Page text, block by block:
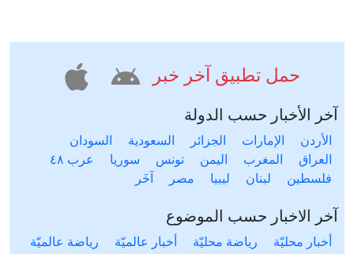
حمل تطبيق آخر خبر
آخر الأخبار حسب الدولة
الأردن الإمارات الجزائر السعودية
السودان
العراق
المغرب اليمن تونس سوريا
عرب ٤٨
فلسطين
لبنان ليبيا مصر آخَر
آخر الاخبار حسب الموضوع
أخبار محليّة رياضة محليّة أخبار عالميّة
رياضة عالميّة